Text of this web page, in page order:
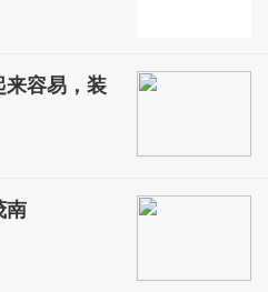
来容易，装
南